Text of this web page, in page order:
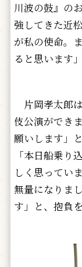
川波の鼓』の
強してきた近
が私の使命。
ると思います
片岡孝太郎
伎公演ができ
願いします」
「本日船乗り
しく思ってい
無量になりま
す」と、抱負